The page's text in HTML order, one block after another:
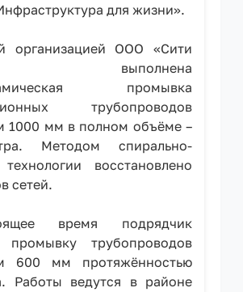
для жизни».
организацией ООО «Сити
выполнена
промывка
трубопроводов
1000 мм в полном объёме –
Методом спирально-
восстановлено
сетей.
время подрядчик
промывку трубопроводов
600 мм протяжённостью
Работы ведутся в районе